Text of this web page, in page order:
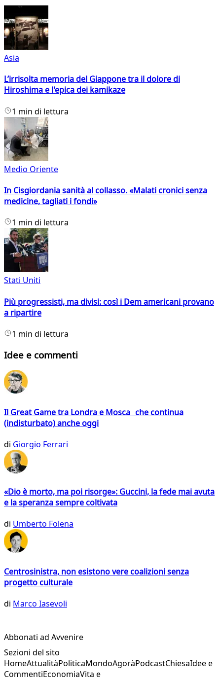
Asia
L’irrisolta memoria del Giappone tra il dolore di
Hiroshima e l'epica dei kamikaze
1 min di lettura
Medio Oriente
In Cisgiordania sanità al collasso. «Malati cronici senza
medicine, tagliati i fondi»
1 min di lettura
Stati Uniti
Più progressisti, ma divisi: così i Dem americani provano
a ripartire
1 min di lettura
Idee e commenti
Il Great Game tra Londra e Mosca che continua
(indisturbato) anche oggi
di Giorgio Ferrari
«Dio è morto, ma poi risorge»: Guccini, la fede mai avuta
e la speranza sempre coltivata
di Umberto Folena
Centrosinistra, non esistono vere coalizioni senza
progetto culturale
di Marco Iasevoli
Abbonati ad Avvenire
Sezioni del sito
HomeAttualitàPoliticaMondoAgoràPodcastChiesaIdee e
CommentiEconomiaVita e